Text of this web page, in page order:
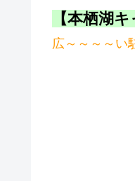
【本栖湖
広～～～～い